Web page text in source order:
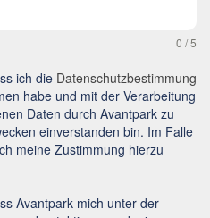
0 / 5
ich die Datenschutzbestimmung
habe und mit der Verarbeitung
Daten durch Avantpark zu
einverstanden bin. Im Falle
meine Zustimmung hierzu
Avantpark mich unter der